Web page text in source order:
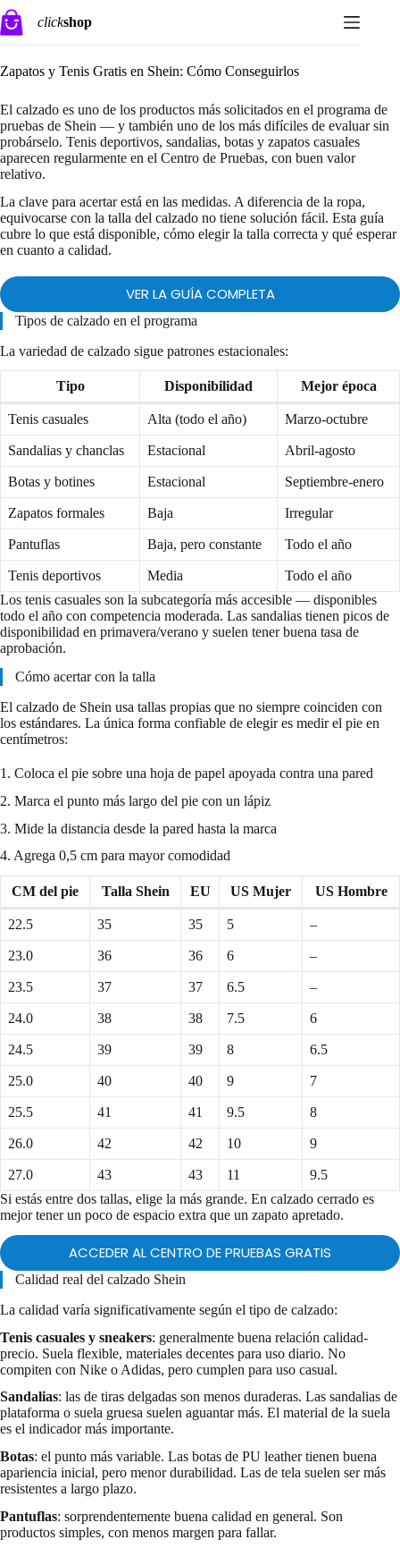
Saltar
al
contenido
clickshop
Zapatos y Tenis Gratis en Shein: Cómo Conseguirlos
El calzado es uno de los productos más solicitados en el programa de
pruebas de Shein — y también uno de los más difíciles de evaluar sin
probárselo. Tenis deportivos, sandalias, botas y zapatos casuales
aparecen regularmente en el Centro de Pruebas, con buen valor
relativo.
La clave para acertar está en las medidas. A diferencia de la ropa,
equivocarse con la talla del calzado no tiene solución fácil. Esta guía
cubre lo que está disponible, cómo elegir la talla correcta y qué esperar
en cuanto a calidad.
VER LA GUÍA COMPLETA
Tipos de calzado en el programa
La variedad de calzado sigue patrones estacionales:
Tipo Disponibilidad Mejor época
Tenis casuales Alta (todo el año) Marzo-octubre
Sandalias y chanclas Estacional Abril-agosto
Botas y botines Estacional Septiembre-enero
Zapatos formales Baja Irregular
Pantuflas Baja, pero constante Todo el año
Tenis deportivos Media
Todo el año
Los tenis casuales son la subcategoría más accesible — disponibles
todo el año con competencia moderada. Las sandalias tienen picos de
disponibilidad en primavera/verano y suelen tener buena tasa de
aprobación.
Cómo acertar con la talla
El calzado de Shein usa tallas propias que no siempre coinciden con
los estándares. La única forma confiable de elegir es medir el pie en
centímetros:
1. Coloca el pie sobre una hoja de papel apoyada contra una pared
2. Marca el punto más largo del pie con un lápiz
3. Mide la distancia desde la pared hasta la marca
4. Agrega 0,5 cm para mayor comodidad
CM del pie Talla Shein EU US Mujer US Hombre
22.5 35 35 5 –
23.0 36 36 6 –
23.5 37 37 6.5 –
24.0 38 38 7.5 6
24.5 39 39 8 6.5
25.0 40 40 9 7
25.5 41 41 9.5 8
26.0 42 42 10 9
27.0 43 43 11
9.5
Si estás entre dos tallas, elige la más grande. En calzado cerrado es
mejor tener un poco de espacio extra que un zapato apretado.
ACCEDER AL CENTRO DE PRUEBAS GRATIS
Calidad real del calzado Shein
La calidad varía significativamente según el tipo de calzado:
Tenis casuales y sneakers: generalmente buena relación calidad-
precio. Suela flexible, materiales decentes para uso diario. No
compiten con Nike o Adidas, pero cumplen para uso casual.
Sandalias: las de tiras delgadas son menos duraderas. Las sandalias de
plataforma o suela gruesa suelen aguantar más. El material de la suela
es el indicador más importante.
Botas: el punto más variable. Las botas de PU leather tienen buena
apariencia inicial, pero menor durabilidad. Las de tela suelen ser más
resistentes a largo plazo.
Pantuflas: sorprendentemente buena calidad en general. Son
productos simples, con menos margen para fallar.